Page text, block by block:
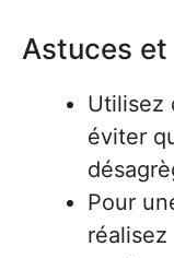
Astuces
Utilisez
éviter
Pour